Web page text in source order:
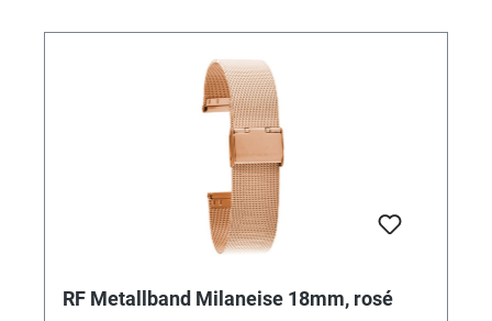
RF Metallband Milaneise 18mm, rosé